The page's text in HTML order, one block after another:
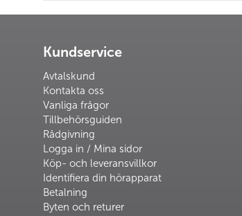
Kundservice
Avtalskund
Kontakta oss
Vanliga frågor
Tillbehörsguiden
Rådgivning
Logga in / Mina sidor
Köp- och leveransvillkor
Identifiera din hörapparat
Betalning
Byten och returer